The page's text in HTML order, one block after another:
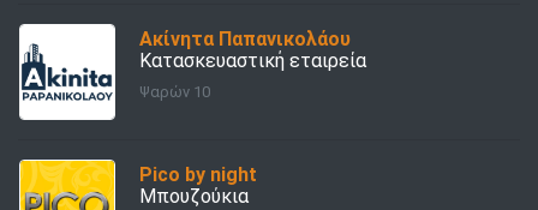
Ακίνητα Παπανικολάου
Κατασκευαστική εταιρεία
Ψαρών 10
Pico by night
Μπουζούκια